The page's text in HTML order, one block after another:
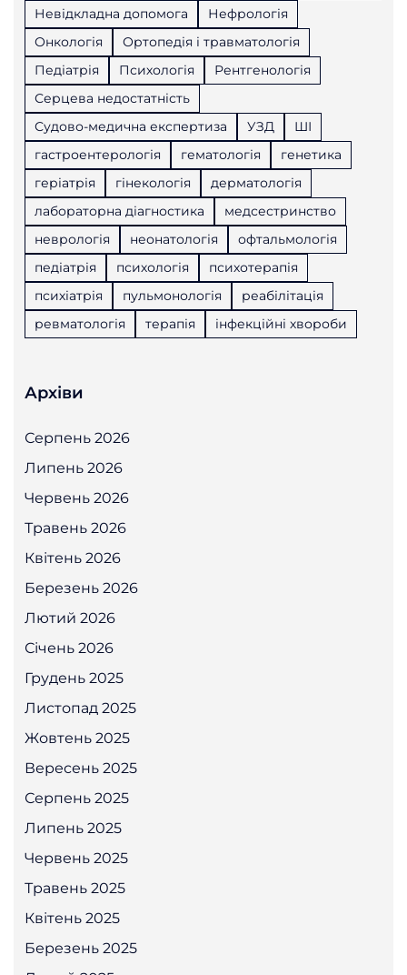
Невідкладна допомога
Нефрологія
Онкологія
Ортопедія і травматологія
Педіатрія
Психологія
Рентгенологія
Серцева недостатність
Судово-медична експертиза
УЗД
ШІ
гастроентерологія
гематологія
генетика
геріатрія
гінекологія
дерматологія
лабораторна діагностика
медсестринство
неврологія
неонатологія
офтальмологія
педіатрія
психологія
психотерапія
психіатрія
пульмонологія
реабілітація
ревматологія
терапія інфекційні хвороби
Архіви
Серпень 2026
Липень 2026
Червень 2026
Травень 2026
Квітень 2026
Березень 2026
Лютий 2026
Січень 2026
Грудень 2025
Листопад 2025
Жовтень 2025
Вересень 2025
Серпень 2025
Липень 2025
Червень 2025
Травень 2025
Квітень 2025
Березень 2025